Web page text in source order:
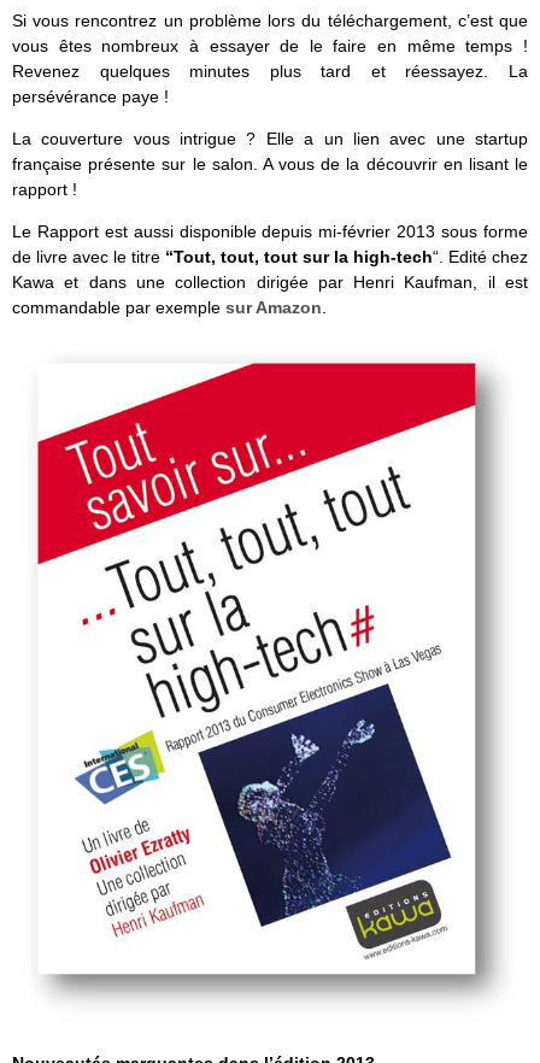
Si vous rencontrez un problème lors du téléchargement, c’est que
vous êtes nombreux à essayer de le faire en même temps !
Revenez quelques minutes plus tard et réessayez. La
persévérance paye !
La couverture vous intrigue ? Elle a un lien avec une startup
française présente sur le salon. A vous de la découvrir en lisant le
rapport !
Le Rapport est aussi disponible depuis mi-février 2013 sous forme
de livre avec le titre “Tout, tout, tout sur la high-tech“. Edité chez
Kawa et dans une collection dirigée par Henri Kaufman, il est
commandable par exemple sur Amazon